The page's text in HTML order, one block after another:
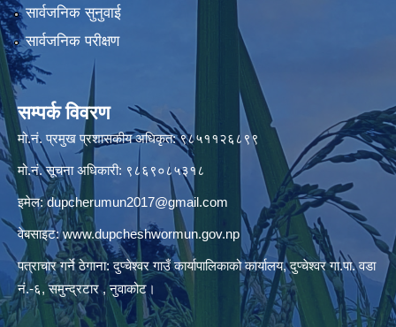
सार्वजनिक सुनुवाई
सार्वजनिक परीक्षण
सम्पर्क विवरण
मो.नं. प्रमुख प्रशासकीय अधिकृत: ९८५११२६८९९
मो.नं. सूचना अधिकारी: ९८६९०८५३१८
इमेल:dupcherumun2017@gmail.com
वेबसाइट:www.dupcheshwormun.gov.np
पत्राचार गर्ने ठेगाना: दुप्चेश्वर गाउँ कार्यापालिकाको कार्यालय, दुप्चेश्वर गा.पा. वडा
नं.-६, समुन्द्रटार , नुवाकोट।